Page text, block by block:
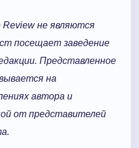
не являются
посещает заведение
Представленное
на
автора и
от представителей